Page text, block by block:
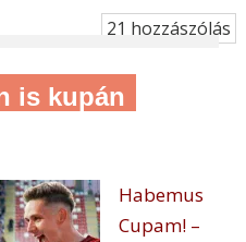
21 hozzászólás
is kupán
Habemus
Cupam! –